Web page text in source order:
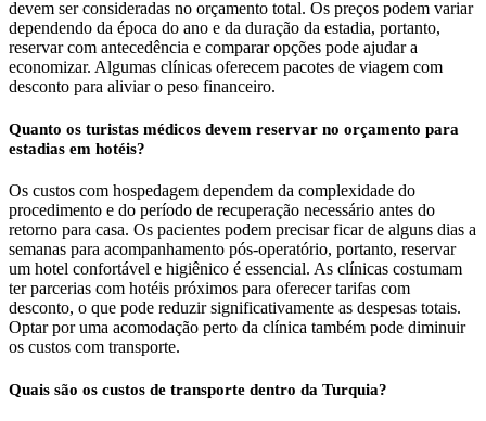
devem ser consideradas no orçamento total. Os preços podem variar
dependendo da época do ano e da duração da estadia, portanto,
reservar com antecedência e comparar opções pode ajudar a
economizar. Algumas clínicas oferecem pacotes de viagem com
desconto para aliviar o peso financeiro.
Quanto os turistas médicos devem reservar no orçamento para
estadias em hotéis?
Os custos com hospedagem dependem da complexidade do
procedimento e do período de recuperação necessário antes do
retorno para casa. Os pacientes podem precisar ficar de alguns dias a
semanas para acompanhamento pós-operatório, portanto, reservar
um hotel confortável e higiênico é essencial. As clínicas costumam
ter parcerias com hotéis próximos para oferecer tarifas com
desconto, o que pode reduzir significativamente as despesas totais.
Optar por uma acomodação perto da clínica também pode diminuir
os custos com transporte.
Quais são os custos de transporte dentro da Turquia?